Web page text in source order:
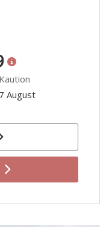
Kaution
August